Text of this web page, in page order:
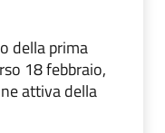
della prima
18 febbraio,
attiva della